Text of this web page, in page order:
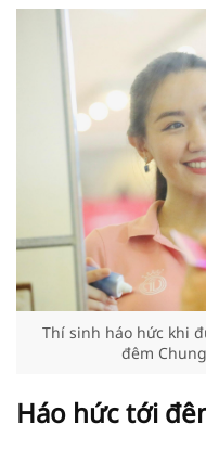
Thí sinh háo hức khi
đêm
Háo hức tới